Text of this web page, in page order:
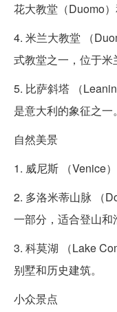
花大教堂（Duomo
4. 米兰大教堂 （
式教堂之一，位于米
5. 比萨斜塔 （
是意大利的象征之一。
自然美景
1. 威尼斯 （Venice
2. 多洛米蒂山脉 （
一部分，适合登山和
3. 科莫湖 （Lake
别墅和历史建筑。
小众景点